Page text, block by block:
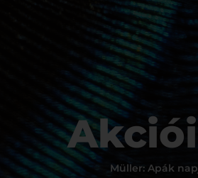
Müller: Apák